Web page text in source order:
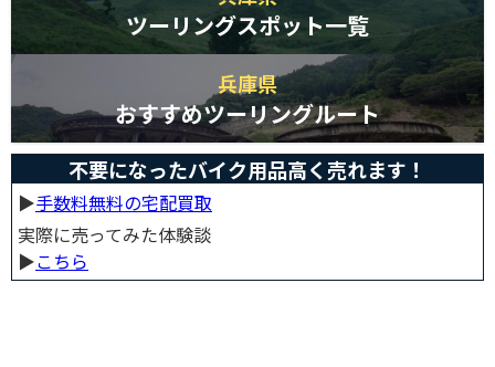
ツーリングスポット一覧
兵庫県
おすすめツーリングルート
不要になったバイク用品高く売れます！
▶︎手数料無料の宅配買取
実際に売ってみた体験談
▶︎こちら